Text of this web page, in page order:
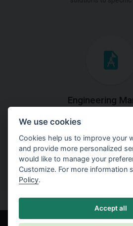
Engineering
Step by steps guides
to solve a specific
We use cookies
Cookies help us to improve your
and provide more personalized
would like to manage your
Customize. For more information
Policy.
Accept all